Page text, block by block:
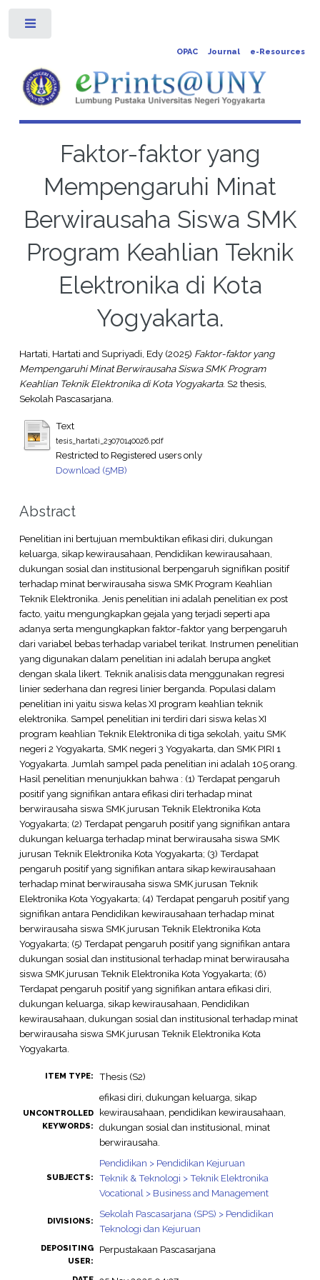
OPAC Journal e-Resources
Faktor-faktor yang
Mempengaruhi Minat
Berwirausaha Siswa SMK
Program Keahlian Teknik
Elektronika di Kota
Yogyakarta.
Hartati, Hartati andSupriyadi, Edy(2025) Faktor-faktor yang
Mempengaruhi Minat Berwirausaha Siswa SMK Program
Keahlian Teknik Elektronika di Kota Yogyakarta. S2 thesis,
Sekolah Pascasarjana.
Text
tesis_hartati_23070140026.pdf
Restricted to Registered users only
Download (5MB)
Abstract
Penelitian ini bertujuan membuktikan efikasi diri, dukungan
keluarga, sikap kewirausahaan, Pendidikan kewirausahaan,
dukungan sosial dan institusional berpengaruh signifikan positif
terhadap minat berwirausaha siswa SMK Program Keahlian
Teknik Elektronika. Jenis penelitian ini adalah penelitian ex post
facto, yaitu mengungkapkan gejala yang terjadi seperti apa
adanya serta mengungkapkan faktor-faktor yang berpengaruh
dari variabel bebas terhadap variabel terikat. Instrumen penelitian
yang digunakan dalam penelitian ini adalah berupa angket
dengan skala likert. Teknik analisis data menggunakan regresi
linier sederhana dan regresi linier berganda. Populasi dalam
penelitian ini yaitu siswa kelas XI program keahlian teknik
elektronika. Sampel penelitian ini terdiri dari siswa kelas XI
program keahlian Teknik Elektronika di tiga sekolah, yaitu SMK
negeri 2 Yogyakarta, SMK negeri 3 Yogyakarta, dan SMK PIRI 1
Yogyakarta. Jumlah sampel pada penelitian ini adalah 105 orang.
Hasil penelitian menunjukkan bahwa : (1) Terdapat pengaruh
positif yang signifikan antara efikasi diri terhadap minat
berwirausaha siswa SMK jurusan Teknik Elektronika Kota
Yogyakarta; (2) Terdapat pengaruh positif yang signifikan antara
dukungan keluarga terhadap minat berwirausaha siswa SMK
jurusan Teknik Elektronika Kota Yogyakarta; (3) Terdapat
pengaruh positif yang signifikan antara sikap kewirausahaan
terhadap minat berwirausaha siswa SMK jurusan Teknik
Elektronika Kota Yogyakarta; (4) Terdapat pengaruh positif yang
signifikan antara Pendidikan kewirausahaan terhadap minat
berwirausaha siswa SMK jurusan Teknik Elektronika Kota
Yogyakarta; (5) Terdapat pengaruh positif yang signifikan antara
dukungan sosial dan institusional terhadap minat berwirausaha
siswa SMK jurusan Teknik Elektronika Kota Yogyakarta; (6)
Terdapat pengaruh positif yang signifikan antara efikasi diri,
dukungan keluarga, sikap kewirausahaan, Pendidikan
kewirausahaan, dukungan sosial dan institusional terhadap minat
berwirausaha siswa SMK jurusan Teknik Elektronika Kota
Yogyakarta.
ITEM TYPE: Thesis (S2)
UNCONTROLLED
KEYWORDS:
efikasi diri, dukungan keluarga, sikap
kewirausahaan, pendidikan kewirausahaan,
dukungan sosial dan institusional, minat
berwirausaha.
SUBJECTS:
Pendidikan > Pendidikan Kejuruan
Teknik & Teknologi > Teknik Elektronika
Vocational > Business and Management
DIVISIONS:
Sekolah Pascasarjana (SPS) > Pendidikan
Teknologi dan Kejuruan
DEPOSITING
USER:
Perpustakaan Pascasarjana